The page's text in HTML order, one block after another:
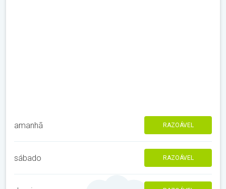
amanhã RAZOÁVEL
sábado RAZOÁVEL